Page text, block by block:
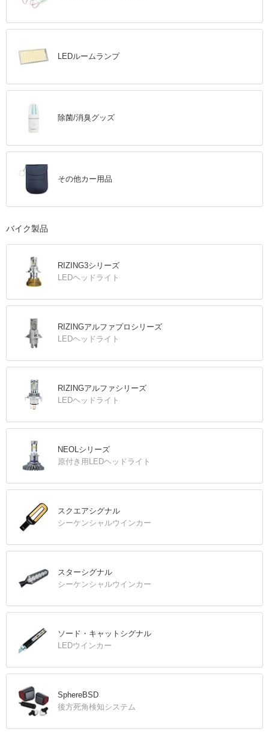
LEDルームランプ
除菌/消臭グッズ
その他カー用品
バイク製品
RIZING3シリーズ
LEDヘッドライト
RIZINGアルファプロシリーズ
LEDヘッドライト
RIZINGアルファシリーズ
LEDヘッドライト
NEOLシリーズ
原付き用LEDヘッドライト
スクエアシグナル
シーケンシャルウインカー
スターシグナル
シーケンシャルウインカー
ソード・キャットシグナル
LEDウインカー
SphereBSD
後方死角検知システム